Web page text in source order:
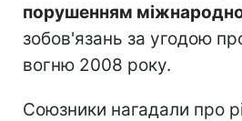
порушенням
зобов'язань за угодою
вогню 2008 року.
Союзники нагадали про